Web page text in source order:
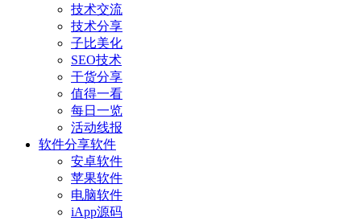
技术交流
技术分享
子比美化
SEO技术
干货分享
值得一看
每日一览
活动线报
软件分享软件
安卓软件
苹果软件
电脑软件
iApp源码